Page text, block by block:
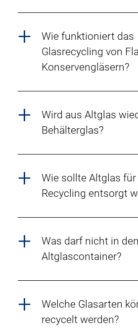
Wie funktioniert das
Glasrecycling von
Konservengläsern?
Wird aus Altglas
Behälterglas?
Wie sollte Altglas für
Recycling entsorgt
Was darf nicht in den
Altglascontainer?
Welche Glasarten
recycelt werden?